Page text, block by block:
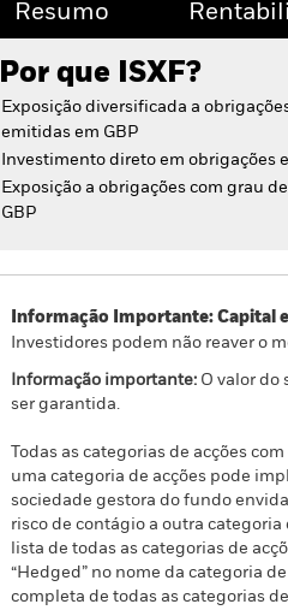
Resumo
Por que ISXF?
Exposição diversificada a
emitidas em GBP
Investimento direto em obrigações
Exposição a obrigações com grau
GBP
Informação Importante: Capital
Investidores podem não reaver o
Informação importante: O valor do
ser garantida.
Todas as categorias de acções
uma categoria de acções pode
sociedade gestora do fundo
risco de contágio a outra
lista de todas as categorias de
“Hedged” no nome da categoria
completa de todas as categorias